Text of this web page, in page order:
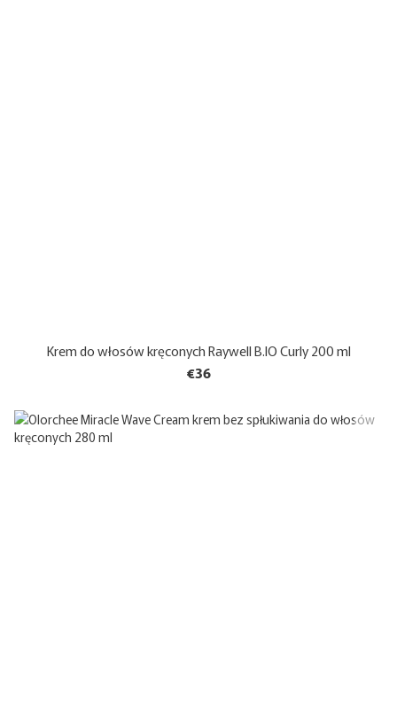
Krem do włosów kręconych Raywell B.IO Curly 200 ml
€36